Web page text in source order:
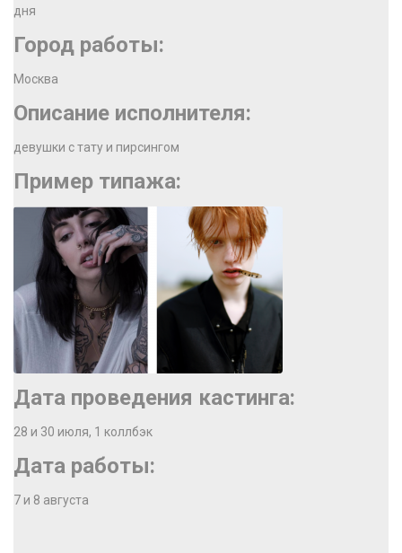
дня
Город работы:
Москва
Описание исполнителя:
девушки с тату и пирсингом
Пример типажа:
Дата проведения кастинга:
28 и 30 июля, 1 коллбэк
Дата работы:
7 и 8 августа